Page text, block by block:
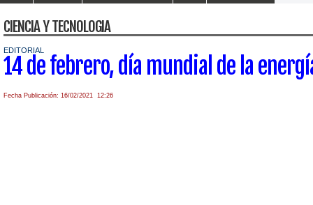
CIENCIA Y TECNOLOGIA
EDITORIAL
14 de febrero, día mundial de la
Fecha Publicación: 16/02/2021 12:26